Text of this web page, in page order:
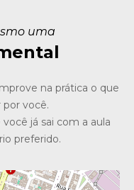
uma
na prática o que
por você.
já sai com a aula
preferido.